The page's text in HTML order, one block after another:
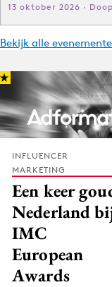
13 oktober 2026 ·
Bekijk alle
INFLUENCER
MARKETING
Een keer
Nederland
IMC
European
Awards